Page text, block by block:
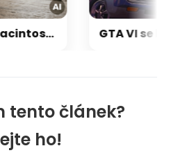
tento článek?
ho!
Jako mluvící Macintosh: OpenAI a Jony Ive chystají přelomový repráček, který bude reagovat i pohybem